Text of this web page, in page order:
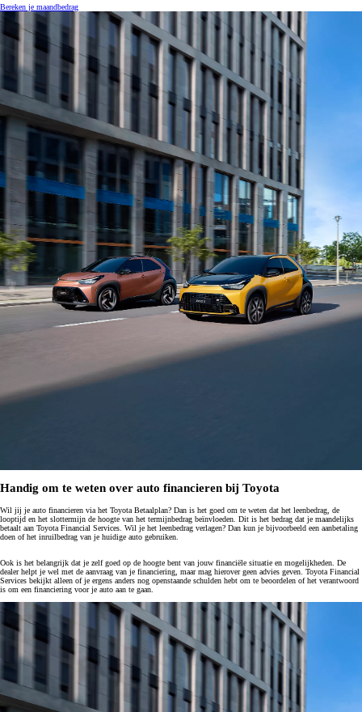
Bereken je maandbedrag
Handig om te weten over auto financieren bij Toyota
Wil jij je auto financieren via het Toyota Betaalplan? Dan is het goed om te weten dat het leenbedrag, de
looptijd en het slottermijn de hoogte van het termijnbedrag beïnvloeden. Dit is het bedrag dat je maandelijks
betaalt aan Toyota Financial Services. Wil je het leenbedrag verlagen? Dan kun je bijvoorbeeld een aanbetaling
doen of het inruilbedrag van je huidige auto gebruiken.
Ook is het belangrijk dat je zelf goed op de hoogte bent van jouw financiële situatie en mogelijkheden. De
dealer helpt je wel met de aanvraag van je financiering, maar mag hierover geen advies geven. Toyota Financial
Services bekijkt alleen of je ergens anders nog openstaande schulden hebt om te beoordelen of het verantwoord
is om een financiering voor je auto aan te gaan.